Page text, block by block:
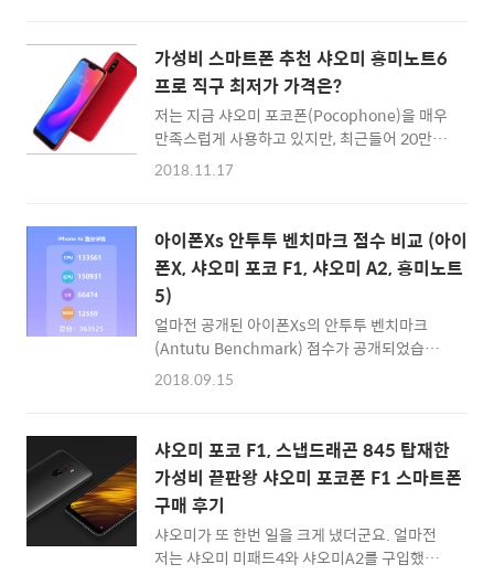
면.. 왼쪽부터 에어콘 송풍구 각도 조절이 가능
한 송풍구용, CD슬롯, 대쉬보드형이 있습니다.
각각의 활용법..
로벌 해외판을 구입하고 있습니다. (샤오미 미
패드4 플러스 예외) 어찌되었든 샤오미 홍미노
트7 글로벌 제품 최저가를 구입할 수 있는 것은
이번에도 큐텐(Qoo10) 입니다. 샤오미 홍미노
트7 글로벌 해외판 제품 구입하기 :: 샤오미 홍
미노트7 글로벌롬 버전 구입하러 Qoo10 바로
다. 잘 아시다시피 위에 링크를 통해 장바구니에
넣어두고, 모바일 앱으로 전용 쿠폰을 적용하면
더 저렴해..
가성비 스마트폰 추천 샤오미 홍미노트6
프로 직구 최저가 가격은?
저는 지금 샤오미 포코폰(Pocophone)을 매우
만족스럽게 사용하고 있지만, 최근들어 20만원
대에 구입할 수 있느 실속형 스마트폰의 인기가
적이라는 호평을 받기도 했구요. 약간 업그레이
드(?)가 이루어진 홍미노트6 프로도 있어서 시
간을 내어 직구 방법을 정리해봅니다. 홍미노트
5 프로와 홍미노트6 프로의 차이는 디스플레이
라고 볼 수 있습니다. 홍미노트6 프로에는 최근
유행하는 노치형 디스플레이가 달려있죠 ^^ [업
데이트]신제품 홍미노트7이 나왔기에 아래의
구입 링크는 모두 홍미노트7로 변경해두었습니
하는 법 스냅드래곤 636 AP, 램 4GB, 내장용량
64GB 기..
2018.11.17
아이폰Xs 안투투 벤치마크 점수 비교 (아이
폰X, 샤오미 포코 F1, 샤오미 A2, 홍미노트
5)
얼마전 공개된 아이폰Xs의 안투투 벤치마크
(Antutu Benchmark) 점수가 공개되었습니
다. 지금 사용하고 있는 스마트폰이 꽤 여럿되기
마트폰을 구입하시거나 벤치마크 점수에 관심
이 있으신 분들에게 참고자료가 되면 좋겠네요.
먼저 공개된 아이폰Xs의 Antutu Benchmark
점수 결과를 볼까요? 아이폰 Xs 안투투 벤치마
크 점수: 36만 3525점 iPhone Xs Antutu
benchmark score ⓒ Gizmo China 아이폰
2018.09.15
샤오미 포코 F1, 스냅드래곤 845 탑재한
가성비 끝판왕 샤오미 포코폰 F1 스마트폰
구매 후기
샤오미가 또 한번 일을 크게 냈더군요. 얼마전
저는 샤오미 미패드4와 샤오미A2를 구입했고,